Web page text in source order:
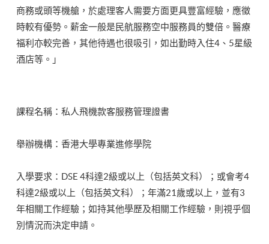
商務或頭等機艙，於處理客人需要方面更具豐富經驗，應徵
時較有優勢。薪金一般是民航服務空中服務員的雙倍。醫療
福利亦較完善，其他待遇也很吸引，如出勤時入住4、5星級
酒店等。」
課程名稱：私人飛機款客服務管理證書
舉辦機構：香港大學專業進修學院
入學要求：DSE 4科達2級或以上（包括英文科）；或會考4
科達2級或以上（包括英文科）；年滿21歲或以上，並有3
年相關工作經驗；如持其他學歷及相關工作經驗，則視乎個
別情況而決定申請。